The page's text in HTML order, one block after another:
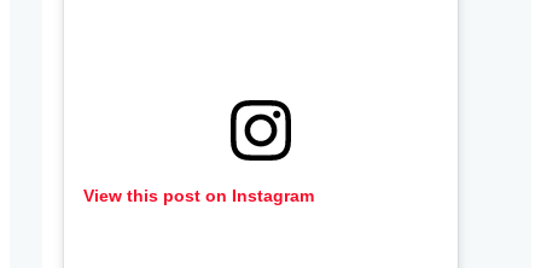
View this post on Instagram